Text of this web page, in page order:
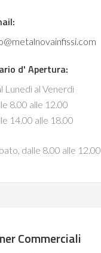
d' Apertura:
Lunedì al Venerdì
8.00 alle 12.00
14.00 alle 18.00
dalle 8.00 alle 12.00
Commerciali